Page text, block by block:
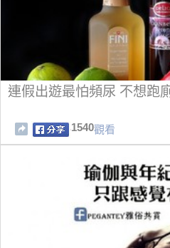
連假出遊最怕頻尿 不想跑
1540觀看